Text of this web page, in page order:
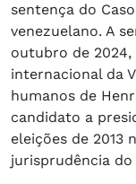
sentença do
venezuelano. A
outubro de
internacional da
humanos de
candidato a
eleições de 2013
jurisprudência